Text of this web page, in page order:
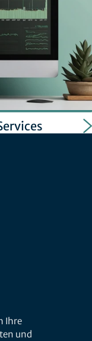
Ihre
und